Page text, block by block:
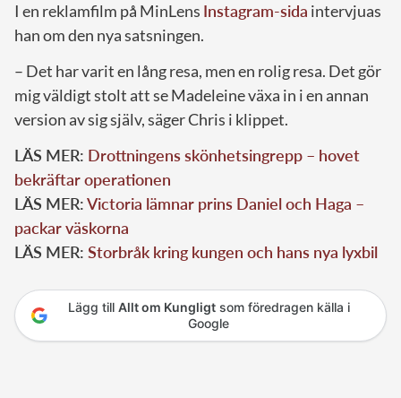
I en reklamfilm på MinLens Instagram-sida intervjuas
han om den nya satsningen.
– Det har varit en lång resa, men en rolig resa. Det gör
mig väldigt stolt att se Madeleine växa in i en annan
version av sig själv, säger Chris i klippet.
LÄS MER: Drottningens skönhetsingrepp – hovet
bekräftar operationen
LÄS MER:Victoria lämnar prins Daniel och Haga –
packar väskorna
LÄS MER: Storbråk kring kungen och hans nya lyxbil
Lägg till Allt om Kungligtsom föredragen källa i
Google